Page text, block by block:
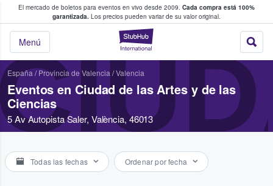
El mercado de boletos para eventos en vivo desde 2009. Cada compra está 100%
garantizada. Los precios pueden variar de su valor original.
StubHub: donde
Menú
fans compran y venden boletos
España / Provincia de Valencia /Valencia
Eventos en Ciudad de las Artes y de las
Ciencias
5 Av Autopista Saler, València, 46013
Todas las fechas Ordenar por fecha